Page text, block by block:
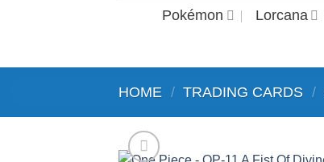
Pokémon Lorcana
HOME / TRADING CARDS /